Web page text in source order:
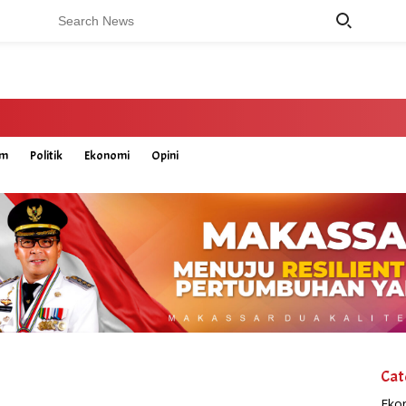
Politik Ekonomi Opini